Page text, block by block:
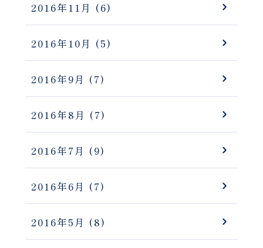
2016年11月 (6)
2016年10月 (5)
2016年9月 (7)
2016年8月 (7)
2016年7月 (9)
2016年6月 (7)
2016年5月 (8)